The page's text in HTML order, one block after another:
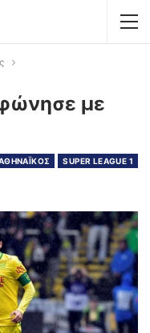
με
SUPER LEAGUE 1